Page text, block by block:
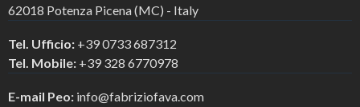
62018 Potenza Picena (MC) - Italy
Tel. Ufficio: +39 0733 687312
Tel. Mobile: +39 328 6770978
E-mail Peo: info@fabriziofava.com